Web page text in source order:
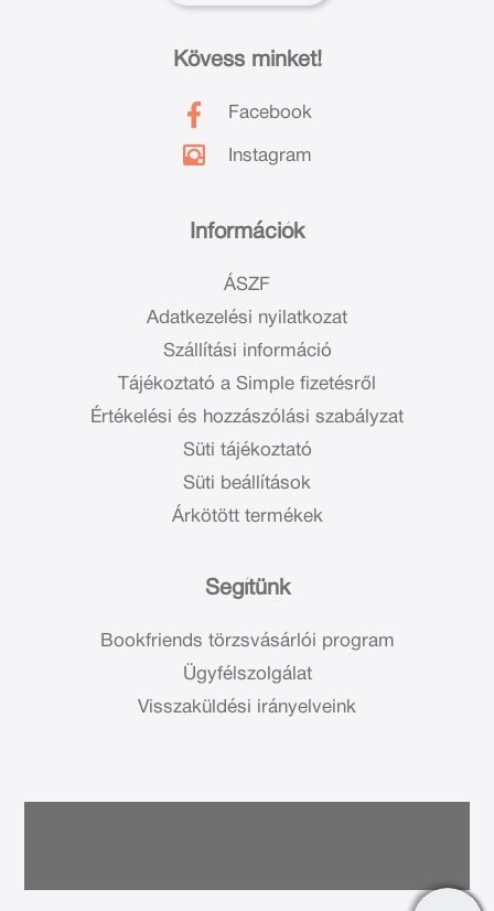
Információk
ÁSZF
Adatkezelési nyilatkozat
Szállítási információ
Tájékoztató a Simple fizetésről
Értékelési és hozzászólási szabályzat
Süti tájékoztató
Süti beállítások
Árkötött termékek
Segítünk
Bookfriends törzsvásárlói program
Ügyfélszolgálat
Visszaküldési irányelveink
Kövess minket!
Facebook
Instagram